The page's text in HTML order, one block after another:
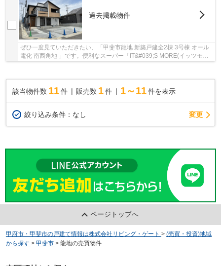
過去掲載物件
ぜひ一度見ていただきたい、「甲斐市龍地 新築戸建全2棟 3号棟 オール
電化 南西角地 」です。便利なスーパー「IT&#039;S MORE(イッツモア)
該当物件数 11件 販売数 1 件 1～11 件を表示
絞り込み条件： なし 変更
ページトップへ
甲府市・甲斐市の戸建て情報は株式会社リビング・ゲート > (売買・投資)地域
から探す > 甲斐市 > 龍地の売買物件